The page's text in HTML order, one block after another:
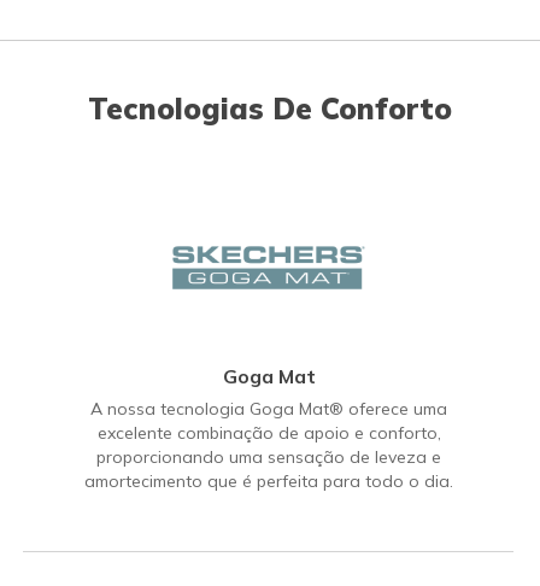
Tecnologias De Conforto
Goga Mat
A nossa tecnologia Goga Mat® oferece uma
excelente combinação de apoio e conforto,
proporcionando uma sensação de leveza e
amortecimento que é perfeita para todo o dia.